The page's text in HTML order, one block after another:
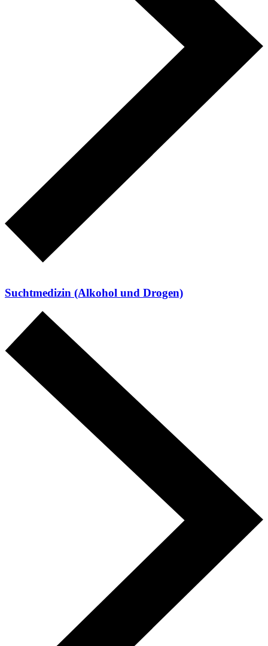
Suchtmedizin (Alkohol und Drogen)